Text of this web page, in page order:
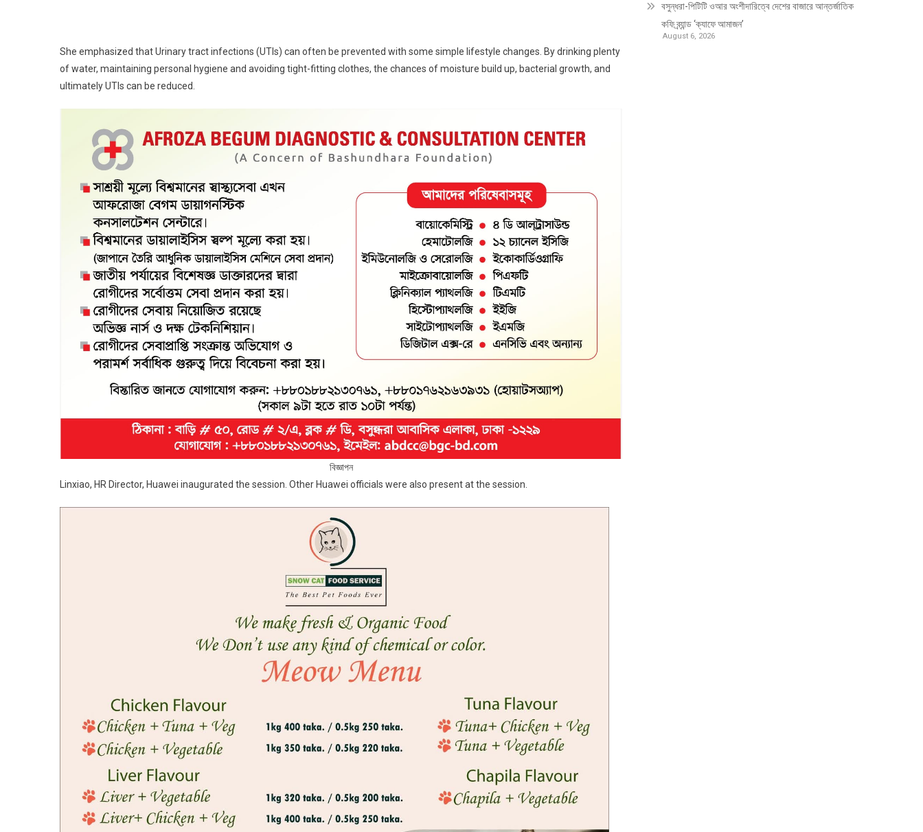
She emphasized that Urinary tract infections (UTIs) can often be prevented with some simple lifestyle changes. By drinking plenty
of water, maintaining personal hygiene and avoiding tight-fitting clothes, the chances of moisture build up, bacterial growth, and
ultimately UTIs can be reduced.
বিজ্ঞাপন
Linxiao, HR Director, Huawei inaugurated the session. Other Huawei officials were also present at the session.
বসুন্ধরা-পিটিটি ওআর অংশীদারিত্বে দেশের বাজারে আন্তর্জাতিক
কফি ব্র্যান্ড ‘ক্যাফে আমাজন’
August 6, 2026